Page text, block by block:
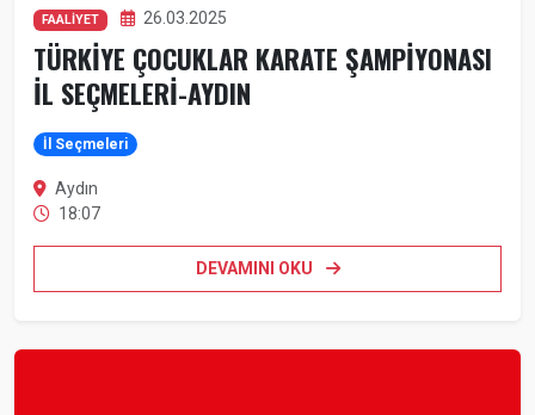
FAALİYET 26.03.2025
TÜRKİYE ÇOCUKLAR KARATE ŞAMPİYONASI
İL SEÇMELERİ-AYDIN
İl Seçmeleri
Aydın
18:07
DEVAMINI OKU